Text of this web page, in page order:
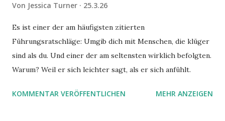
Von Jessica Turner 25.3.26
Es ist einer der am häufigsten zitierten
Führungsratschläge: Umgib dich mit Menschen, die klüger
sind als du. Und einer der am seltensten wirklich befolgten.
Warum? Weil er sich leichter sagt, als er sich anfühlt.
KOMMENTAR VERÖFFENTLICHEN MEHR ANZEIGEN